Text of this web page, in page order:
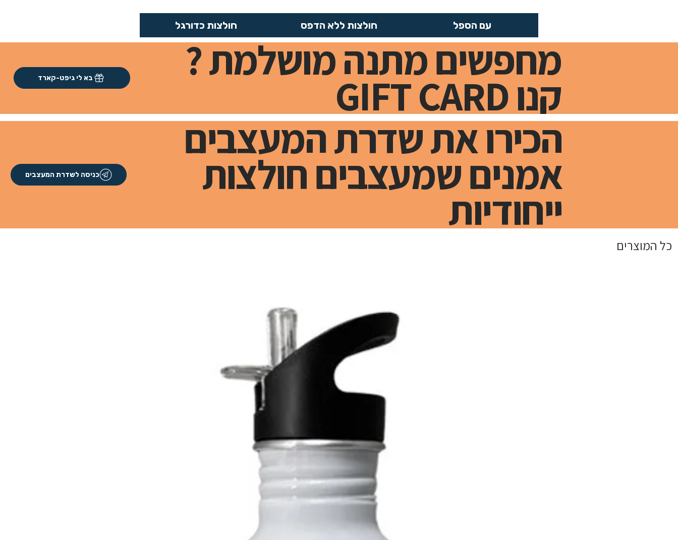
חולצות כדורגל חולצות ללא הדפס עם הספל
מחפשים מתנה מושלמת ?
קנו GIFT CARD בא לי גיפט-קארד
הכירו את שדרת המעצבים
אמנים שמעצבים חולצות
ייחודיות
כניסה לשדרת המעצבים
כל המוצרים